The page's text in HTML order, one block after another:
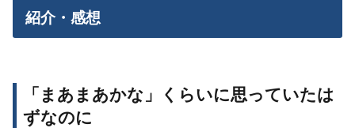
紹介・感想
「まあまあかな」くらいに思っていたは
ずなのに